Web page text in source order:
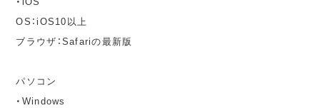
OS：iOS10以上
ブラウザ：Safariの最新版
パソコン
・Windows